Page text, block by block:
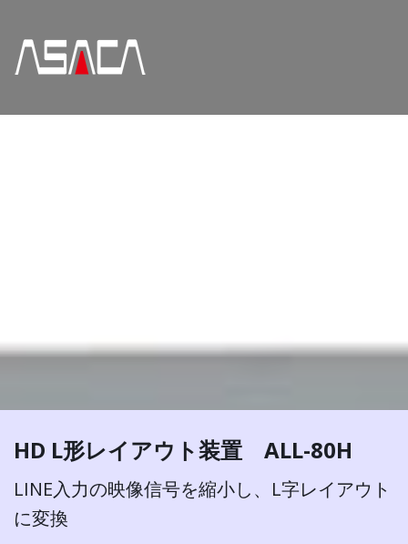
HD L形レイアウト装置 ALL-80H
LINE入力の映像信号を縮小し、L字レイアウト
に変換